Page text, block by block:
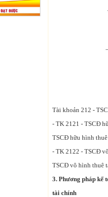
Tài khoản 212 -
- TK 2121 - TSCĐ
TSCĐ hữu hình
- TK 2122 - TSCĐ
TSCĐ vô hình thuê
3. Phương pháp kế
tài chính